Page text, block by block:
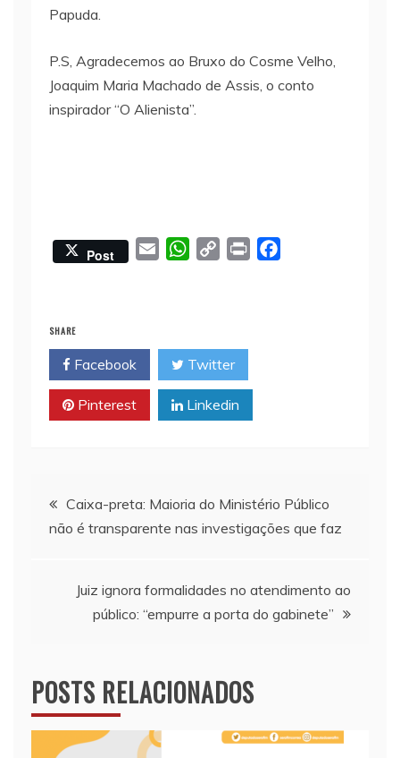
Papuda.
P.S, Agradecemos ao Bruxo do Cosme Velho,
Joaquim Maria Machado de Assis, o conto
inspirador “O Alienista”.
Post
W
A
p
p
i
n
k
SHARE
Facebook Twitter
Pinterest Linkedin
Navegação
de
Post
Caixa-preta: Maioria do Ministério Público
não é transparente nas investigações que faz
Juiz ignora formalidades no atendimento ao
público: “empurre a porta do gabinete”
POSTS RELACIONADOS